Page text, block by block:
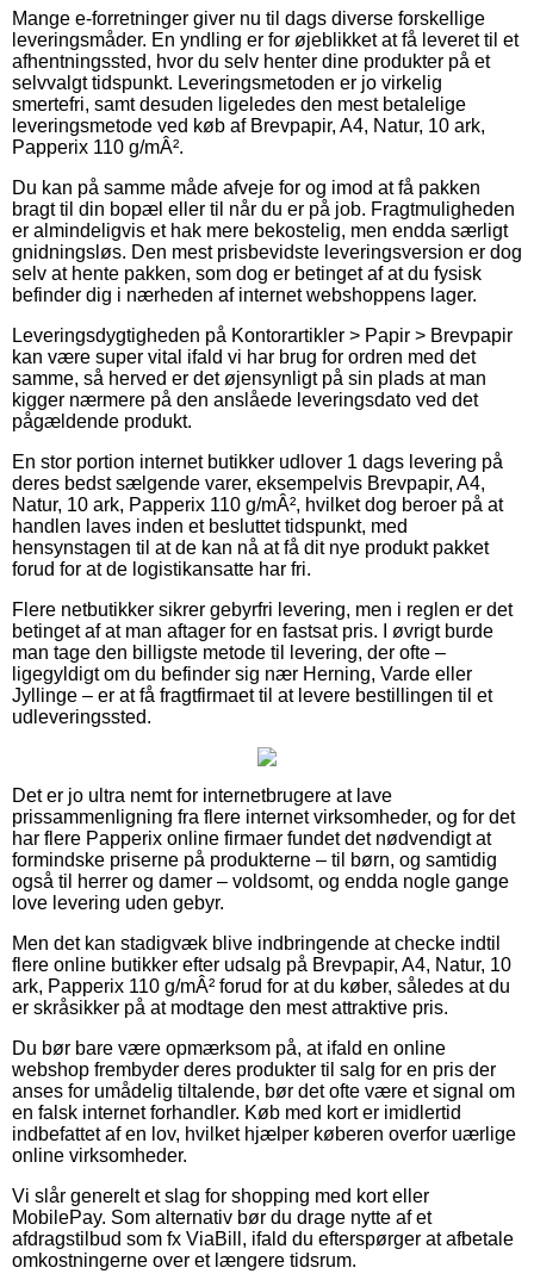
Mange e-forretninger giver nu til dags diverse forskellige
leveringsmåder. En yndling er for øjeblikket at få leveret til et
afhentningssted, hvor du selv henter dine produkter på et
selvvalgt tidspunkt. Leveringsmetoden er jo virkelig
smertefri, samt desuden ligeledes den mest betalelige
leveringsmetode ved køb af Brevpapir, A4, Natur, 10 ark,
Papperix 110 g/mÂ².
Du kan på samme måde afveje for og imod at få pakken
bragt til din bopæl eller til når du er på job. Fragtmuligheden
er almindeligvis et hak mere bekostelig, men endda særligt
gnidningsløs. Den mest prisbevidste leveringsversion er dog
selv at hente pakken, som dog er betinget af at du fysisk
befinder dig i nærheden af internet webshoppens lager.
Leveringsdygtigheden på Kontorartikler > Papir > Brevpapir
kan være super vital ifald vi har brug for ordren med det
samme, så herved er det øjensynligt på sin plads at man
kigger nærmere på den anslåede leveringsdato ved det
pågældende produkt.
En stor portion internet butikker udlover 1 dags levering på
deres bedst sælgende varer, eksempelvis Brevpapir, A4,
Natur, 10 ark, Papperix 110 g/mÂ², hvilket dog beroer på at
handlen laves inden et besluttet tidspunkt, med
hensynstagen til at de kan nå at få dit nye produkt pakket
forud for at de logistikansatte har fri.
Flere netbutikker sikrer gebyrfri levering, men i reglen er det
betinget af at man aftager for en fastsat pris. I øvrigt burde
man tage den billigste metode til levering, der ofte –
ligegyldigt om du befinder sig nær Herning, Varde eller
Jyllinge – er at få fragtfirmaet til at levere bestillingen til et
udleveringssted.
Det er jo ultra nemt for internetbrugere at lave
prissammenligning fra flere internet virksomheder, og for det
har flere Papperix online firmaer fundet det nødvendigt at
formindske priserne på produkterne – til børn, og samtidig
også til herrer og damer – voldsomt, og endda nogle gange
love levering uden gebyr.
Men det kan stadigvæk blive indbringende at checke indtil
flere online butikker efter udsalg på Brevpapir, A4, Natur, 10
ark, Papperix 110 g/mÂ² forud for at du køber, således at du
er skråsikker på at modtage den mest attraktive pris.
Du bør bare være opmærksom på, at ifald en online
webshop frembyder deres produkter til salg for en pris der
anses for umådelig tiltalende, bør det ofte være et signal om
en falsk internet forhandler. Køb med kort er imidlertid
indbefattet af en lov, hvilket hjælper køberen overfor uærlige
online virksomheder.
Vi slår generelt et slag for shopping med kort eller
MobilePay. Som alternativ bør du drage nytte af et
afdragstilbud som fx ViaBill, ifald du efterspørger at afbetale
omkostningerne over et længere tidsrum.